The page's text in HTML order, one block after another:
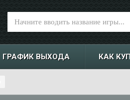
ГРАФИК ВЫХОДА КАК